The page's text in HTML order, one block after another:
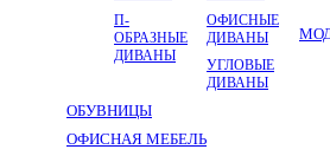
ОФИСНЫЕ
ДИВАНЫ
П-
ОБРАЗНЫЕ
ДИВАНЫ
УГЛОВЫЕ
ДИВАНЫ
ОБУВНИЦЫ
ОФИСНАЯ МЕБЕЛЬ